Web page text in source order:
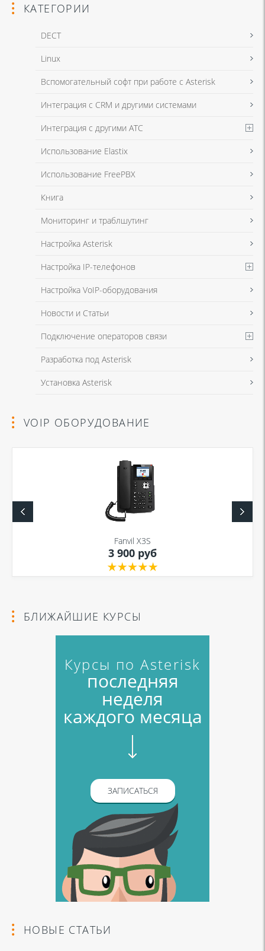
Я даю согласие на обработку моих персональных данных для связи
в соответствии с Политикой в отношении обработки персональных
Я даю согласие на обработку моих персональных данных для связи
в соответствии с Политикой в отношении обработки персональных
КАТЕГОРИИ
DECT
Linux
Вспомогательный софт при работе с Asterisk
Интеграция с CRM и другими системами
Интеграция с другими АТС
Использование Elastix
Использование FreePBX
Книга
Мониторинг и траблшутинг
Настройка Asterisk
Настройка IP-телефонов
Настройка VoIP-оборудования
Новости и Статьи
Подключение операторов связи
Разработка под Asterisk
Установка Asterisk
VOIP ОБОРУДОВАНИЕ
Fanvil X3S
3 900 руб
БЛИЖАЙШИЕ КУРСЫ
Курсы по Asterisk
последняя
неделя
каждого месяца
ЗАПИСАТЬСЯ
НОВЫЕ СТАТЬИ